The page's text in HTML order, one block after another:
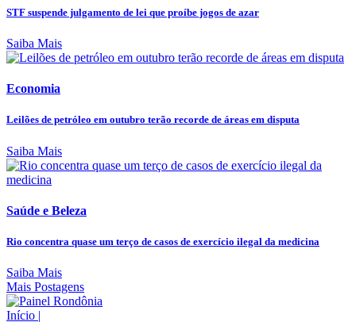
STF suspende julgamento de lei que proíbe jogos de azar
Saiba Mais
Economia
Leilões de petróleo em outubro terão recorde de áreas em disputa
Saiba Mais
Saúde e Beleza
Rio concentra quase um terço de casos de exercício ilegal da medicina
Saiba Mais
Mais Postagens
Início |